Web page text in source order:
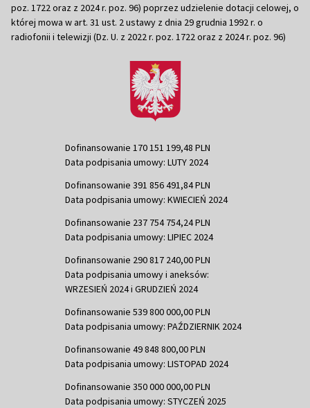
poz. 1722 oraz z 2024 r. poz. 96) poprzez udzielenie dotacji celowej, o
której mowa w art. 31 ust. 2 ustawy z dnia 29 grudnia 1992 r. o
radiofonii i telewizji (Dz. U. z 2022 r. poz. 1722 oraz z 2024 r. poz. 96)
Dofinansowanie 170 151 199,48 PLN
Data podpisania umowy: LUTY 2024
Dofinansowanie 391 856 491,84 PLN
Data podpisania umowy: KWIECIEŃ 2024
Dofinansowanie 237 754 754,24 PLN
Data podpisania umowy: LIPIEC 2024
Dofinansowanie 290 817 240,00 PLN
Data podpisania umowy i aneksów:
WRZESIEŃ 2024 i GRUDZIEŃ 2024
Dofinansowanie 539 800 000,00 PLN
Data podpisania umowy: PAŹDZIERNIK 2024
Dofinansowanie 49 848 800,00 PLN
Data podpisania umowy: LISTOPAD 2024
Dofinansowanie 350 000 000,00 PLN
Data podpisania umowy: STYCZEŃ 2025